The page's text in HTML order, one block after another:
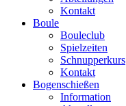
Kontakt
Boule
Bouleclub
Spielzeiten
Schnupperkurs
Kontakt
Bogenschießen
Information